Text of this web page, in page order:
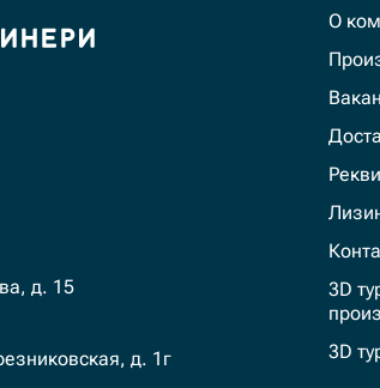
д. 15
д. 1г
О
3D
3D